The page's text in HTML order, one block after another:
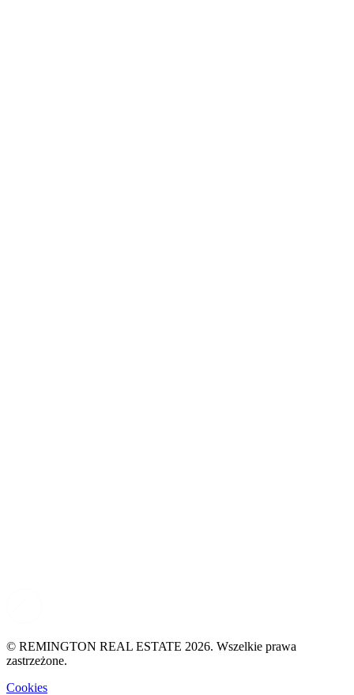
© REMINGTON REAL ESTATE 2026. Wszelkie prawa
zastrzeżone.
Cookies